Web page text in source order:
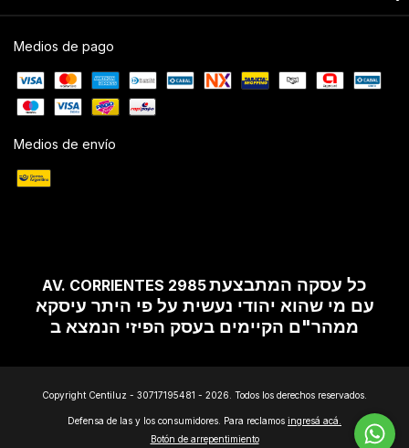
Medios de pago
Medios de envío
AV. CORRIENTES 2985כל עסקה המתבצעת
עם מי שהוא יהודי נעשית על פי היתר עיסקא
ממהר"ם הקיימים בעסק הפיזי הנמצא ב
Copyright Centiluz - 30717195481 - 2026. Todos los derechos reservados.
Defensa de las y los consumidores. Para reclamos ingresá acá.
Botón de arrepentimiento